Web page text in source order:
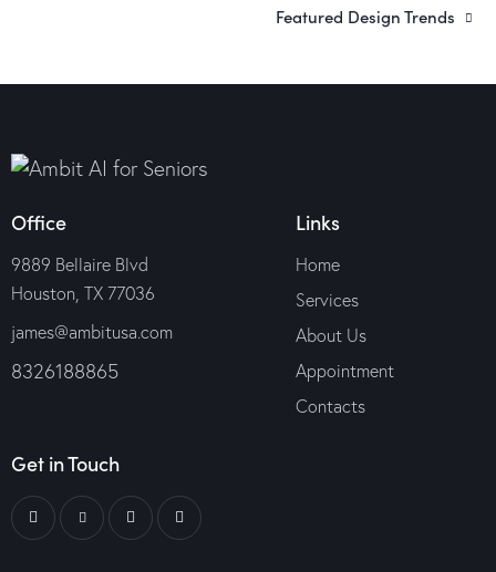
Featured Design Trends
Office
9889 Bellaire Blvd
Houston, TX 77036
james@ambitusa.com
8326188865
Links
Home
Services
About Us
Appointment
Contacts
Get in Touch